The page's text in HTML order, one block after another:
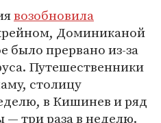
возобновила
Доминиканой
было прервано из-за
Путешественники
столицу
в Кишинев и ряд
три раза в неделю.